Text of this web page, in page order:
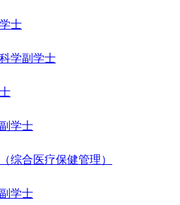
士
学副学士
学士
综合医疗保健管理）
学士